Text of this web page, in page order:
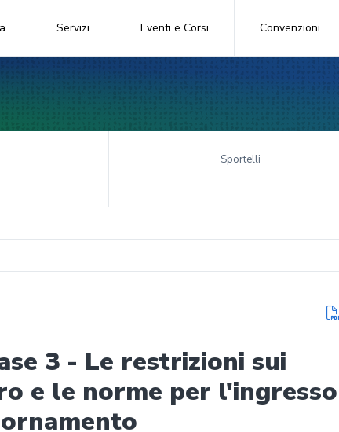
Servizi Eventi e Corsi Convenzioni
Sportelli
3 - Le restrizioni sui
e le norme per l'ingresso